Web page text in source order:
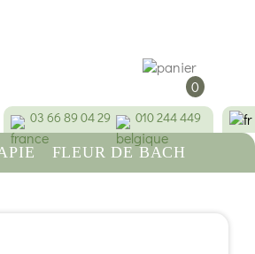
0
03 66 89 04 29 010 244 449
FLEUR DE BACH